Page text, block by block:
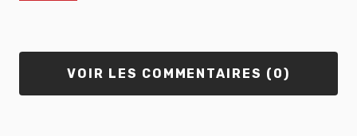
VOIR LES COMMENTAIRES (0)